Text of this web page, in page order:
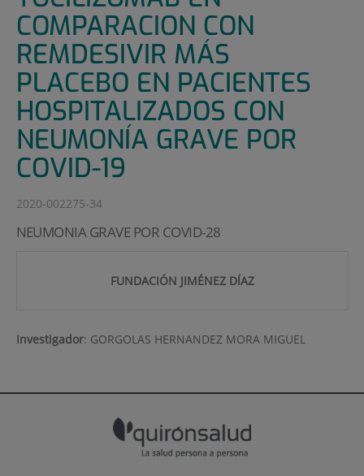
COMPARACION CON
REMDESIVIR MÁS
PLACEBO EN PACIENTES
HOSPITALIZADOS CON
NEUMONÍA GRAVE POR
COVID-19
2020-002275-34
NEUMONIA GRAVE POR COVID-28
FUNDACIÓN JIMÉNEZ DÍAZ
Investigador: GORGOLAS HERNANDEZ MORA MIGUEL